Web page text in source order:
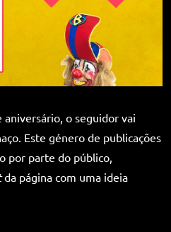
aniversário, o seguidor vai
Este género de publicações
por parte do público,
da página com uma ideia